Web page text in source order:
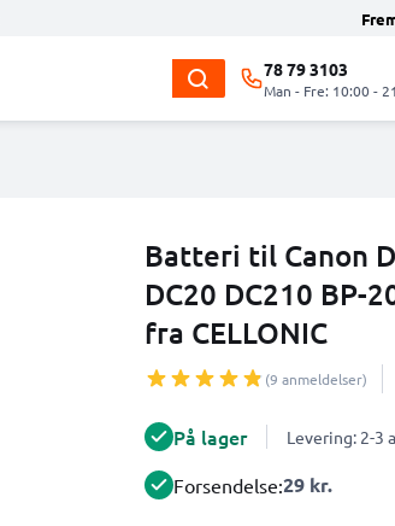
78 79 3103
Man - Fre: 10:00 -
Batteri til Canon
DC20 DC210 BP-
fra CELLONIC
(9 anmeldelser)
På lager Levering: 2-3
Forsendelse:29 kr.